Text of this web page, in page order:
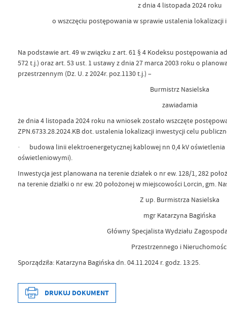
z dnia 4 listopada 2024 roku
o wszczęciu postępowania w sprawie ustalenia
Na podstawie art. 49 w związku z art. 61 § 4 Kodeksu postępowania
572 t.j.) oraz art. 53 ust. 1 ustawy z dnia 27 marca 2003 roku o
przestrzennym (Dz. U. z 2024r. poz.1130 t.j.) –
Burmistrz Nasielska
zawiadamia
że dnia 4 listopada 2024 roku na wniosek zostało wszczęte
ZPN.6733.28.2024.KB dot. ustalenia lokalizacji inwestycji celu
· budowa linii elektroenergetycznej kablowej nn 0,4 kV oświetlenia
oświetleniowymi).
Inwestycja jest planowana na terenie działek o nr ew. 128/1, 282
na terenie działki o nr ew. 20 położonej w miejscowości Lorcin, gm.
Z up. Burmistrza Nasielska
mgr Katarzyna Bagińska
Główny Specjalista Wydziału
Przestrzennego i
Sporządziła: Katarzyna Bagińska dn. 04.11.2024 r. godz. 13:25.
DRUKUJ DOKUMENT